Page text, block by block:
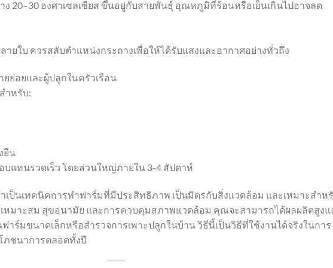
20–30 องศาเซลเซียส ขึ้นอยู่กับสายพันธุ์ อุณหภูมิที่ร้อนหรือเย็นเกินไปอาจลด
ยใบ ควรสลับตำแหน่งกระถางเพื่อให้ได้รับแสงและอากาศอย่างทั่วถึง
ย่อยและผู้ปลูกในครัวเรือน
ำหรับ:
ยืน
แทนรวดเร็ว โดยส่วนใหญ่ภายใน 3-4 สัปดาห์
าเป็นเทคนิคการทำฟาร์มที่มีประสิทธิภาพ เป็นมิตรกับสิ่งแวดล้อม และเหมาะสำห
หมาะสม สุขอนามัย และการควบคุมสภาพแวดล้อม คุณจะสามารถได้ผลผลิตสูงแ
าร์มขนาดเล็กหรือสำรวจการเพาะปลูกในบ้าน วิธีนี้เป็นวิธีที่ใช้งานได้จริงในการ
ภชนาการตลอดทั้งปี